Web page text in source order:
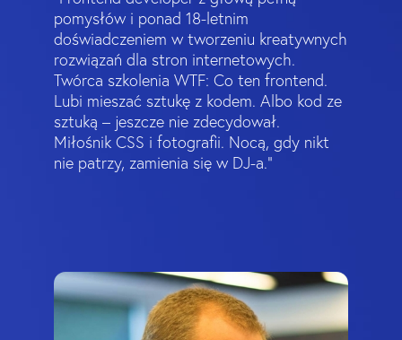
pomysłów i ponad 18-letnim
doświadczeniem w tworzeniu kreatywnych
rozwiązań dla stron internetowych.
Twórca szkolenia WTF: Co ten frontend.
Lubi mieszać sztukę z kodem. Albo kod ze
sztuką – jeszcze nie zdecydował.
Miłośnik CSS i fotografii. Nocą, gdy nikt
nie patrzy, zamienia się w DJ-a."